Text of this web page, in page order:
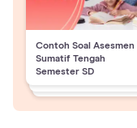
Contoh Soal Asesmen
Sumatif Tengah
Semester SD